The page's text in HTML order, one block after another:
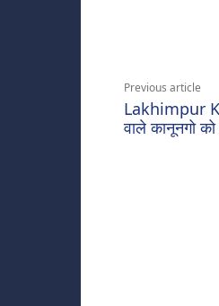
Previous article
Lakhimpur
वाले कानूनगो